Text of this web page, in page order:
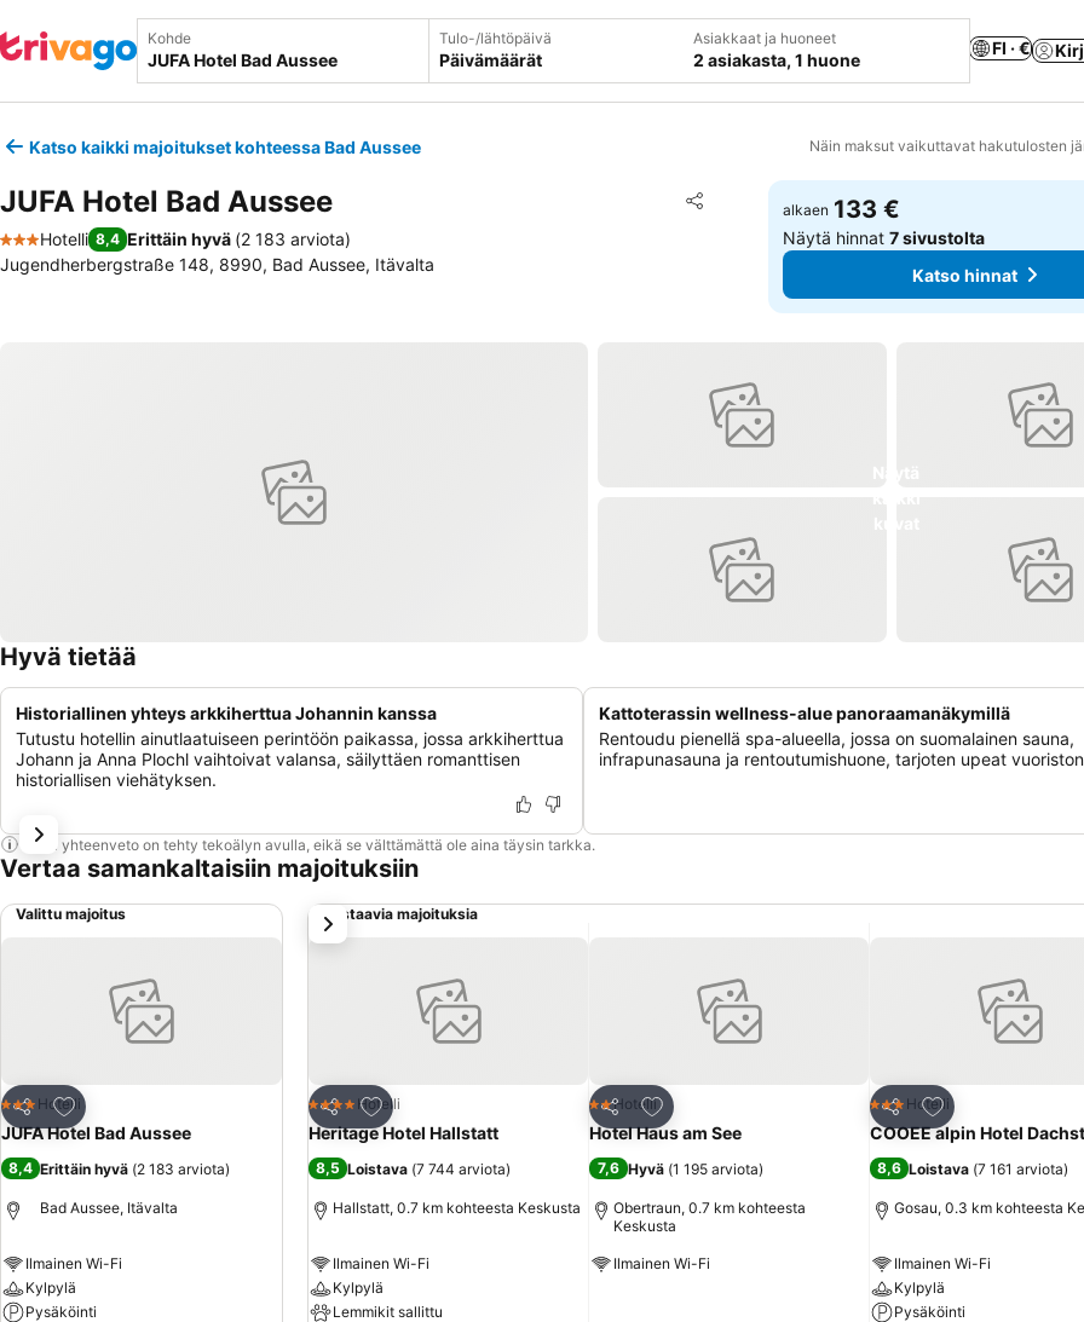
Kohde Tulo-/lähtöpäivä
Päivämäärät
Asiakkaat ja huoneet
2 asiakasta, 1 huone
FI · €
Katso kaikki majoitukset kohteessa Bad Aussee Näin maksut vaikuttavat hakutulosten
JUFA Hotel Bad Aussee Jaa
Lisää suosikkeihin
3 Tähtiluokitus
Hotelli 8,4 Erittäin hyvä (2 183 arviota)
Jugendherbergstraße 148, 8990, Bad Aussee, Itävalta
alkaen 133 €
Näytä hinnat7 sivustolta
Katso hinnat
Hyvä tietää
Historiallinen yhteys arkkiherttua Johannin kanssa
Tutustu hotellin ainutlaatuiseen perintöön paikassa, jossa arkkiherttua
Johann ja Anna Plochl vaihtoivat valansa, säilyttäen romanttisen
historiallisen viehätyksen.
Kattoterassin wellness-alue panoraamanäkymillä
Rentoudu pienellä spa-alueella, jossa on suomalainen sauna,
infrapunasauna ja rentoutumishuone, tarjoten upeat
Tämä yhteenveto on tehty tekoälyn avulla, eikä se välttämättä ole aina täysin tarkka.
Vertaa samankaltaisiin majoituksiin
Valittu majoitus
Jaa
Lisää suosikkeihin
3 Tähtiluokitus
Hotelli
JUFA Hotel Bad Aussee
8,4 Erittäin hyvä (2 183 arviota)
Bad Aussee, Itävalta
Ilmainen Wi-Fi
Kylpylä
Pysäköinti
Vastaavia majoituksia
Jaa
Lisää suosikkeihin
4 Tähtiluokitus
Hotelli
Heritage Hotel Hallstatt
8,5 Loistava (7 744 arviota)
Hallstatt, 0.7 km kohteesta Keskusta
Ilmainen Wi-Fi
Kylpylä
Lemmikit sallittu
Jaa
Lisää suosikkeihin
2 Tähtiluokitus
Hotelli
Hotel Haus am See
7,6 Hyvä (1 195 arviota)
Obertraun, 0.7 km kohteesta
Keskusta
Ilmainen Wi-Fi
Jaa
Lisää suosikkeihin
3 Tähtiluokitus
Hotelli
COOEE alpin Hotel
8,6 Loistava (7 161 arviota)
Gosau, 0.3 km kohteesta
Ilmainen Wi-Fi
Kylpylä
Pysäköinti
seuraava